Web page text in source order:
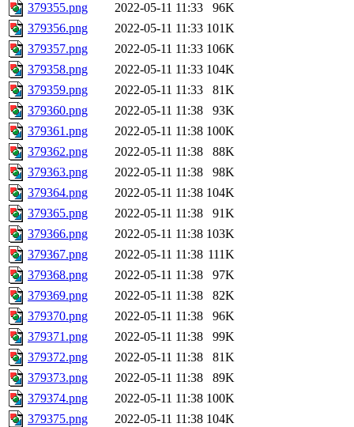
379355.png 2022-05-11 11:33
96K
379356.png
2022-05-11 11:33 101K
379357.png
2022-05-11 11:33 106K
379358.png
2022-05-11 11:33 104K
379359.png
2022-05-11 11:33
81K
379360.png
2022-05-11 11:38
93K
379361.png
2022-05-11 11:38 100K
379362.png
2022-05-11 11:38
88K
379363.png
2022-05-11 11:38
98K
379364.png
2022-05-11 11:38 104K
379365.png
2022-05-11 11:38
91K
379366.png
2022-05-11 11:38 103K
379367.png
2022-05-11 11:38 111K
379368.png
2022-05-11 11:38
97K
379369.png
2022-05-11 11:38
82K
379370.png
2022-05-11 11:38
96K
379371.png
2022-05-11 11:38
99K
379372.png
2022-05-11 11:38
81K
379373.png
2022-05-11 11:38
89K
379374.png
2022-05-11 11:38 100K
379375.png
2022-05-11 11:38 104K